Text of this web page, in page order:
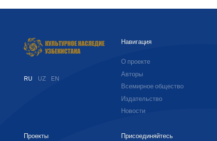
RU UZ EN
Навигация
О проекте
Авторы
Всемирное общество
Издательство
Новости
Проекты Присоединяйтесь